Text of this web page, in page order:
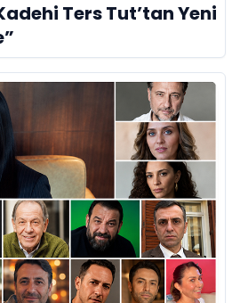
Ters Tut’tan Yeni